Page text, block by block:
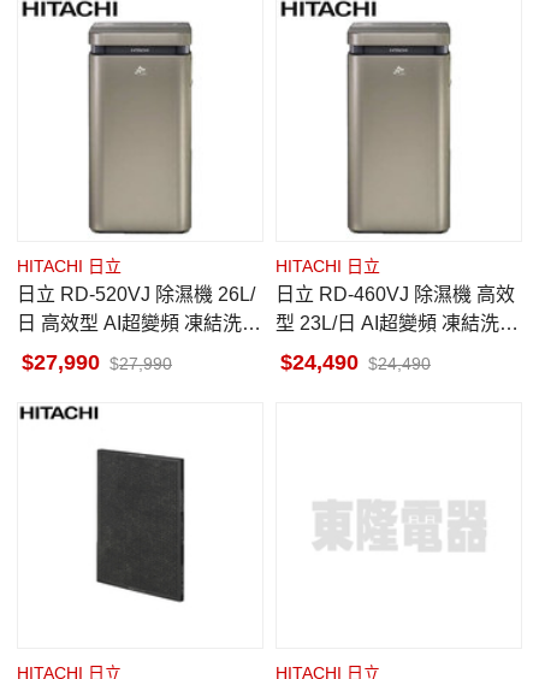
HITACHI 日立
日立 RD-520VJ 除濕機 26L/
日 高效型 AI超變頻 凍結洗淨
科技 隱霧鈦
27,990 27,990
HITACHI 日立
日立 RD-460VJ 除濕機 高效
型 23L/日 AI超變頻 凍結洗淨
科技 隱霧鈦
24,490 24,490
HITACHI 日立 HITACHI 日立